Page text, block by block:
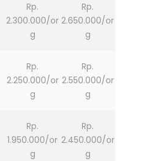
Rp.
2.300.000/or
g
Rp.
2.650.000/or
g
Rp.
2.250.000/or
g
Rp.
2.550.000/or
g
Rp.
1.950.000/or
g
Rp.
2.450.000/or
g